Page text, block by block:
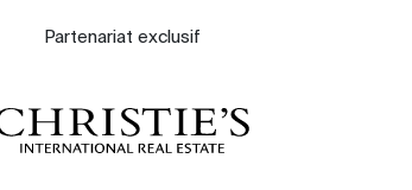
Partenariat exclusif